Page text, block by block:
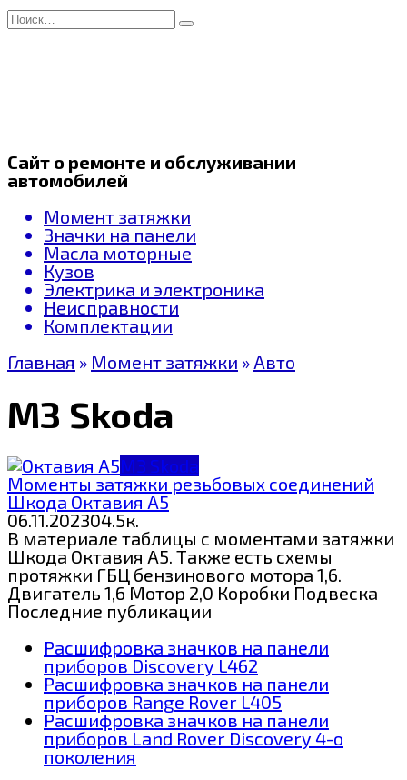
Перейти
к
Search
for:
Сайт о ремонте и обслуживании
автомобилей
Момент затяжки
Значки на панели
Масла моторные
Кузов
Электрика и электроника
Неисправности
Комплектации
Главная » Момент затяжки » Авто
МЗ Skoda
МЗ Skoda
Моменты затяжки резьбовых соединений
Шкода Октавия А5
06.11.202304.5к.
В материале таблицы с моментами затяжки
Шкода Октавия А5. Также есть схемы
протяжки ГБЦ бензинового мотора 1,6.
Двигатель 1,6 Мотор 2,0 Коробки Подвеска
Последние публикации
Расшифровка значков на панели
приборов Discovery L462
Расшифровка значков на панели
приборов Range Rover L405
Расшифровка значков на панели
приборов Land Rover Discovery 4-о
поколения